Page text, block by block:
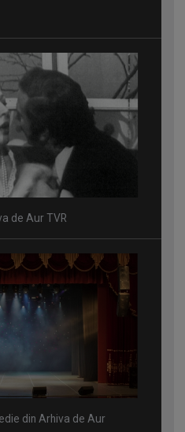
de Aur TVR
din Arhiva de Aur